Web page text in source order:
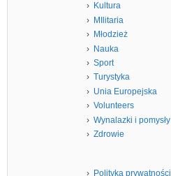
Kultura
MIlitaria
Młodzież
Nauka
Sport
Turystyka
Unia Europejska
Volunteers
Wynalazki i pomysły
Zdrowie
Polityka prywatności